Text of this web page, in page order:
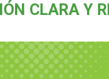
CLARA Y